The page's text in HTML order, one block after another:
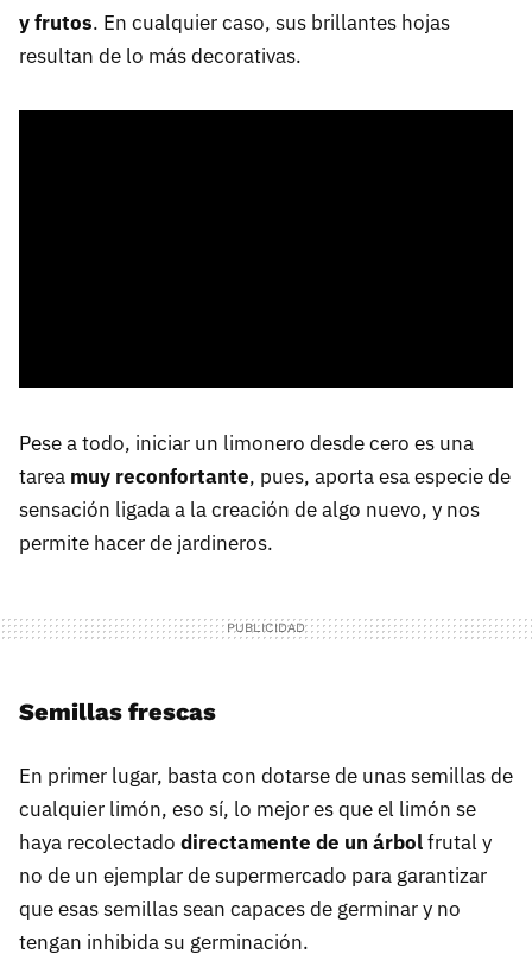
y frutos. En cualquier caso, sus brillantes hojas
resultan de lo más decorativas.
Pese a todo, iniciar un limonero desde cero es una
tarea muy reconfortante, pues, aporta esa especie de
sensación ligada a la creación de algo nuevo, y nos
permite hacer de jardineros.
Semillas frescas
En primer lugar, basta con dotarse de unas semillas de
cualquier limón, eso sí, lo mejor es que el limón se
haya recolectado directamente de un árbolfrutal y
no de un ejemplar de supermercado para garantizar
que esas semillas sean capaces de germinar y no
tengan inhibida su germinación.